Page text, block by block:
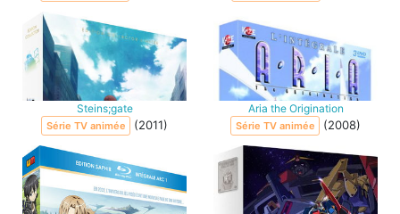
Steins;gate
Série TV animée (2011)
Aria the Origination
Série TV animée (2008)